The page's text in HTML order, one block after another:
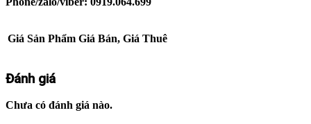
Giá Sản Phẩm Giá Bán, Giá Thuê
Đánh giá
Chưa có đánh giá nào.